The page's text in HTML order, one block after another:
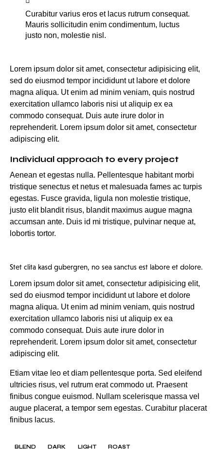
Curabitur varius eros et lacus rutrum consequat.
Mauris sollicitudin enim condimentum, luctus
justo non, molestie nisl.
Lorem ipsum dolor sit amet, consectetur adipisicing elit,
sed do eiusmod tempor incididunt ut labore et dolore
magna aliqua. Ut enim ad minim veniam, quis nostrud
exercitation ullamco laboris nisi ut aliquip ex ea
commodo consequat. Duis aute irure dolor in
reprehenderit. Lorem ipsum dolor sit amet, consectetur
adipiscing elit.
Individual approach to every project
Aenean et egestas nulla. Pellentesque habitant morbi
tristique senectus et netus et malesuada fames ac turpis
egestas. Fusce gravida, ligula non molestie tristique,
justo elit blandit risus, blandit maximus augue magna
accumsan ante. Duis id mi tristique, pulvinar neque at,
lobortis tortor.
Stet clita kasd gubergren, no sea sanctus est labore et dolore.
Lorem ipsum dolor sit amet, consectetur adipisicing elit,
sed do eiusmod tempor incididunt ut labore et dolore
magna aliqua. Ut enim ad minim veniam, quis nostrud
exercitation ullamco laboris nisi ut aliquip ex ea
commodo consequat. Duis aute irure dolor in
reprehenderit. Lorem ipsum dolor sit amet, consectetur
adipiscing elit.
Etiam vitae leo et diam pellentesque porta. Sed eleifend
ultricies risus, vel rutrum erat commodo ut. Praesent
finibus congue euismod. Nullam scelerisque massa vel
augue placerat, a tempor sem egestas. Curabitur placerat
finibus lacus.
BLEND DARK LIGHT ROAST